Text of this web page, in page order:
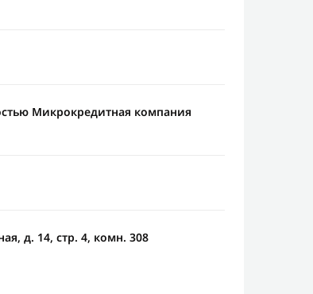
Микрокредитная компания
д. 14, стр. 4, комн. 308